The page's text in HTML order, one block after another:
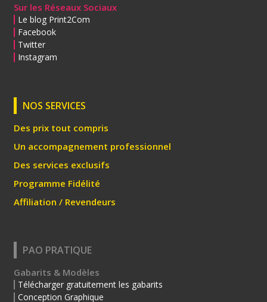
Sur les Réseaux Sociaux
Le blog Print2Com
Facebook
Twitter
Instagram
NOS SERVICES
Des prix tout compris
Un accompagnement professionnel
Des services exclusifs
Programme Fidélité
Affiliation / Revendeurs
PAO PRATIQUE
Gabarits & Modèles
Télécharger gratuitement les gabarits
Conception Graphique